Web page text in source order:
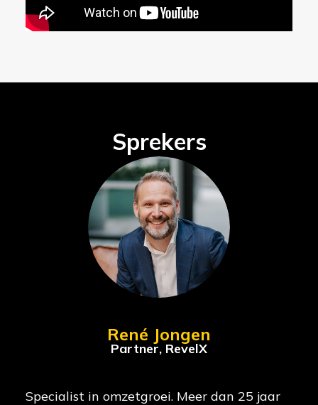
Sprekers
René Jongen
Partner, RevelX
Specialist in omzetgroei. Meer dan 25 jaar